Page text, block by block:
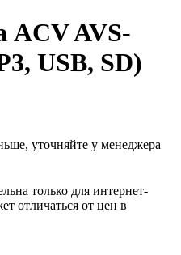
ACV AVS-
USB, SD)
уточняйте у менеджера
только для интернет-
отличаться от цен в